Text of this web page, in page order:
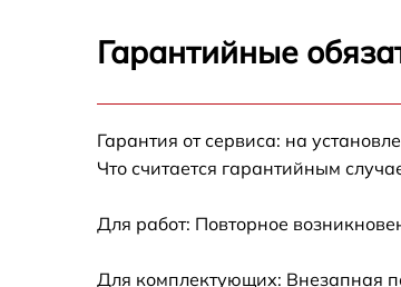
Гарантийные
Гарантия от сервиса: на
Что считается гарантийным
Для работ: Повторное
Для комплектующих: Внезапная